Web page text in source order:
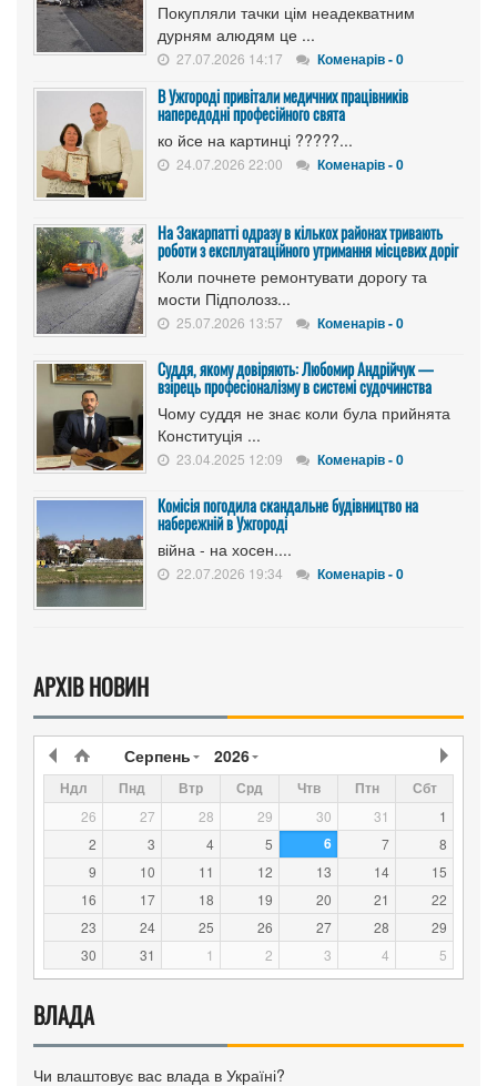
Покупляли тачки цім неадекватним
дурням алюдям це ...
27.07.2026 14:17 Коменарів - 0
В Ужгороді привітали медичних працівників
напередодні професійного свята
ко йсе на картинці ?????...
24.07.2026 22:00 Коменарів - 0
На Закарпатті одразу в кількох районах тривають
роботи з експлуатаційного утримання місцевих доріг
Коли почнете ремонтувати дорогу та
мости Підполозз...
25.07.2026 13:57 Коменарів - 0
Суддя, якому довіряють: Любомир Андрійчук —
взірець професіоналізму в системі судочинства
Чому суддя не знає коли була прийнята
Конституція ...
23.04.2025 12:09 Коменарів - 0
Комісія погодила скандальне будівництво на
набережній в Ужгороді
війна - на хосен....
22.07.2026 19:34 Коменарів - 0
АРХІВ НОВИН
Серпень 2026
Ндл Пнд Втр Срд Чтв Птн Сбт
26 27 28 29 30 31
1
2
3 4 5 6 7
8
9
10 11 12 13 14
15
16
17 18 19 20 21
22
23
24 25 26 27 28
29
30
31 1 2 3 4 5
ВЛАДА
Чи влаштовує вас влада в Україні?